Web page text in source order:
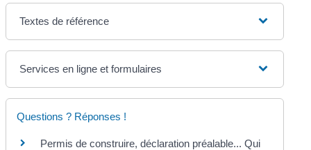
Textes de référence
Services en ligne et formulaires
Questions ? Réponses !
Permis de construire, déclaration préalable... Qui